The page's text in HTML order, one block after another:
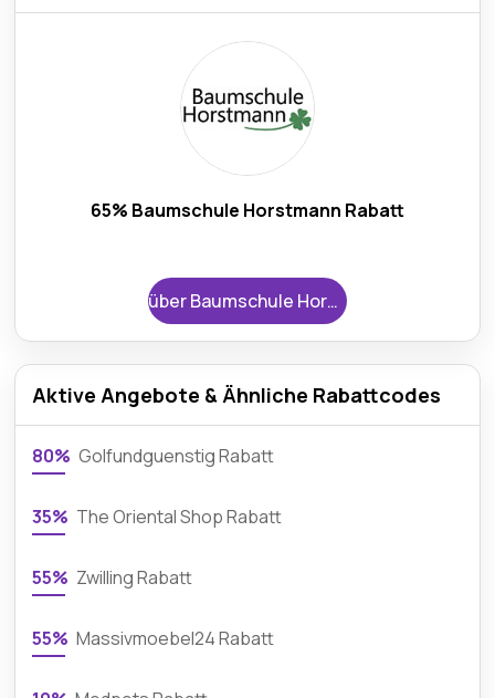
65% Baumschule Horstmann Rabatt
über Baumschule Horstmann
Aktive Angebote & Ähnliche Rabattcodes
80% Golfundguenstig Rabatt
35% The Oriental Shop Rabatt
55% Zwilling Rabatt
55% Massivmoebel24 Rabatt